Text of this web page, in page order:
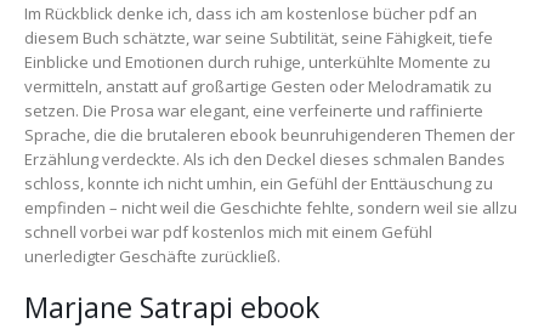
Im Rückblick denke ich, dass ich am kostenlose bücher pdf an
diesem Buch schätzte, war seine Subtilität, seine Fähigkeit, tiefe
Einblicke und Emotionen durch ruhige, unterkühlte Momente zu
vermitteln, anstatt auf großartige Gesten oder Melodramatik zu
setzen. Die Prosa war elegant, eine verfeinerte und raffinierte
Sprache, die die brutaleren ebook beunruhigenderen Themen der
Erzählung verdeckte. Als ich den Deckel dieses schmalen Bandes
schloss, konnte ich nicht umhin, ein Gefühl der Enttäuschung zu
empfinden – nicht weil die Geschichte fehlte, sondern weil sie allzu
schnell vorbei war pdf kostenlos mich mit einem Gefühl
unerledigter Geschäfte zurückließ.
Marjane Satrapi ebook